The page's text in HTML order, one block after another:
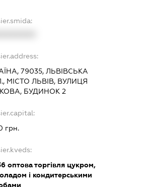
79035, ЛЬВІВСЬКА
МІСТО ЛЬВІВ, ВУЛИЦЯ
БУДИНОК 2
грн.
оптова торгівля цукром,
і кондитерськими